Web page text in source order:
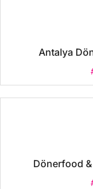
Antalya
Dönerfood